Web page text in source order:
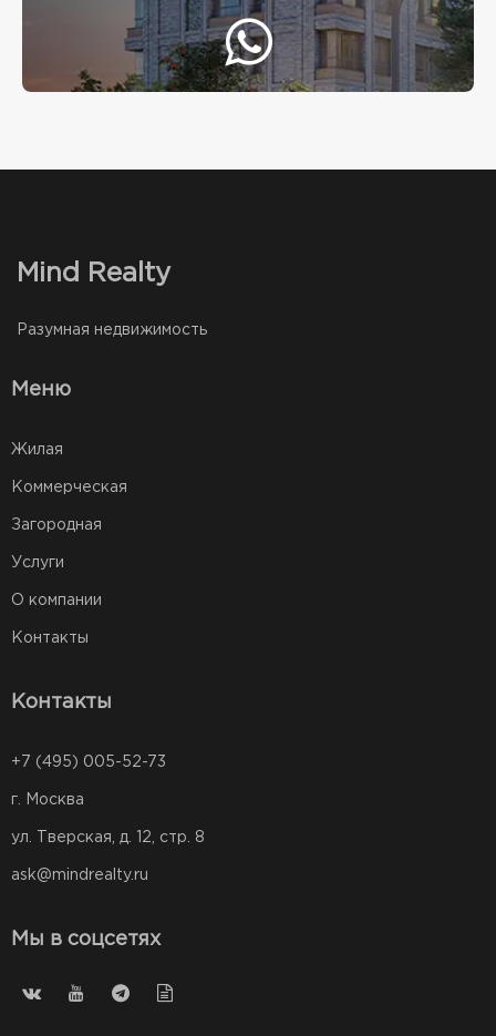
Mind Realty
Разумная недвижимость
Меню
Жилая
Коммерческая
Загородная
Услуги
О компании
Контакты
Контакты
+7 (495) 005-52-73
г. Москва
ул. Тверская, д. 12, стр. 8
ask@mindrealty.ru
Мы в соцсетях